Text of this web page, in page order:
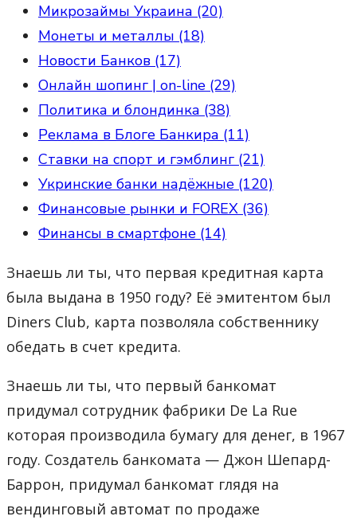
Микрозаймы Украина (20)
Монеты и металлы (18)
Новости Банков (17)
Онлайн шопинг | on-line (29)
Политика и блондинка (38)
Реклама в Блоге Банкира (11)
Ставки на спорт и гэмблинг (21)
Укринские банки надёжные (120)
Финансовые рынки и FOREX (36)
Финансы в смартфоне (14)
Знаешь ли ты, что первая кредитная карта
была выдана в 1950 году? Её эмитентом был
Diners Club, карта позволяла собственнику
обедать в счет кредита.
Знаешь ли ты, что первый банкомат
придумал сотрудник фабрики De La Rue
которая производила бумагу для денег, в 1967
году. Создатель банкомата — Джон Шепард-
Баррон, придумал банкомат глядя на
вендинговый автомат по продаже